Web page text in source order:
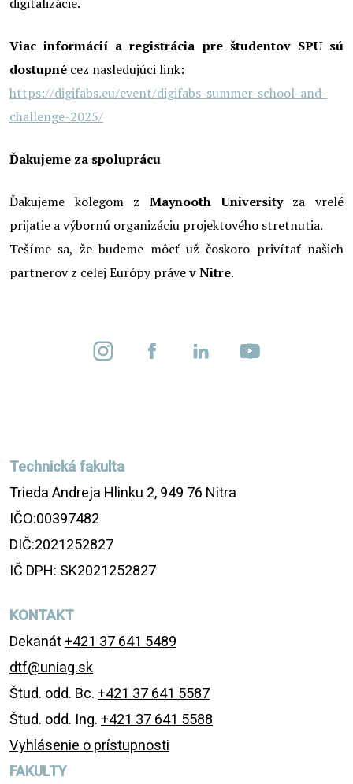
Viac informácií a registrácia pre študentov SPU sú
dostupné cez nasledujúci link:
https://digifabs.eu/event/digifabs-summer-school-and-
challenge-2025/
Ďakujeme za spoluprácu
Ďakujeme kolegom z Maynooth Universityza vrelé
prijatie a výbornú organizáciu projektového stretnutia.
Tešíme sa, že budeme môcť už čoskoro privítať našich
partnerov z celej Európy právev Nitre.
Technická fakulta
Trieda Andreja Hlinku 2, 949 76 Nitra
IČO:00397482
DIČ:2021252827
IČ DPH: SK2021252827
KONTAKT
Dekanát+421 37 641 5489
dtf@uniag.sk
Štud. odd. Bc. +421 37 641 5587
Štud. odd. Ing. +421 37 641 5588
Vyhlásenie o prístupnosti
FAKULTY